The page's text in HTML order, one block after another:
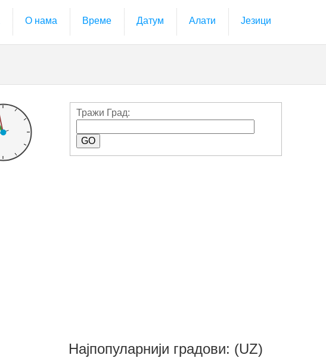
О нама Време Датум Алати Језици
Тражи Град:
Најпопуларнији градови: (UZ)